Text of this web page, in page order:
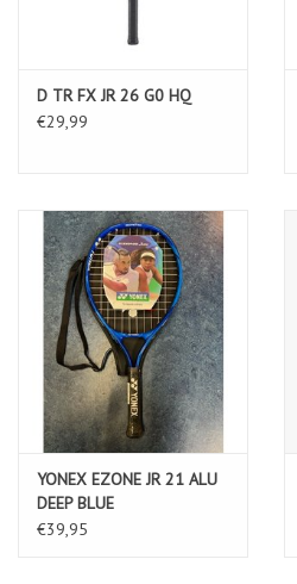
D TR FX JR 26 G0 HQ
€29,99
YONEX EZONE JR 21 ALU
DEEP BLUE
€39,95